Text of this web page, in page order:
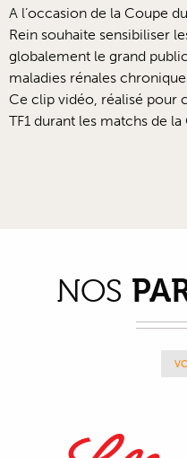
A l’occasion de la Coupe
Rein souhaite sensibiliser
globalement le grand
maladies rénales
Ce clip vidéo, réalisé pour
TF1 durant les matchs de
NOS